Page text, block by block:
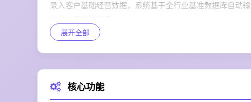
录入客户基础经营数据，系统基于全行业基准数据库自动
场景三
导入目标客户公开信息，平台自动生成预调研分析报告与
展开全部
核心功能